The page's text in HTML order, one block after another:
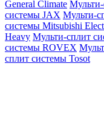
General Climate
системы JAX Мульти-
системы Mitsubishi
Heavy Мульти-сплит
системы ROVEX
сплит системы Tosot